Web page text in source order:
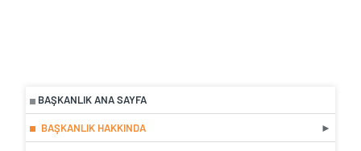
BAŞKANLIK ANA SAYFA
BAŞKANLIK HAKKINDA